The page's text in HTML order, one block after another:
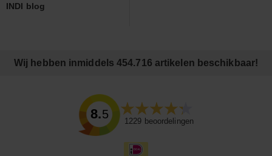
INDI blog
Wij hebben inmiddels 454.716 artikelen beschikbaar!
8.5
1229 beoordelingen